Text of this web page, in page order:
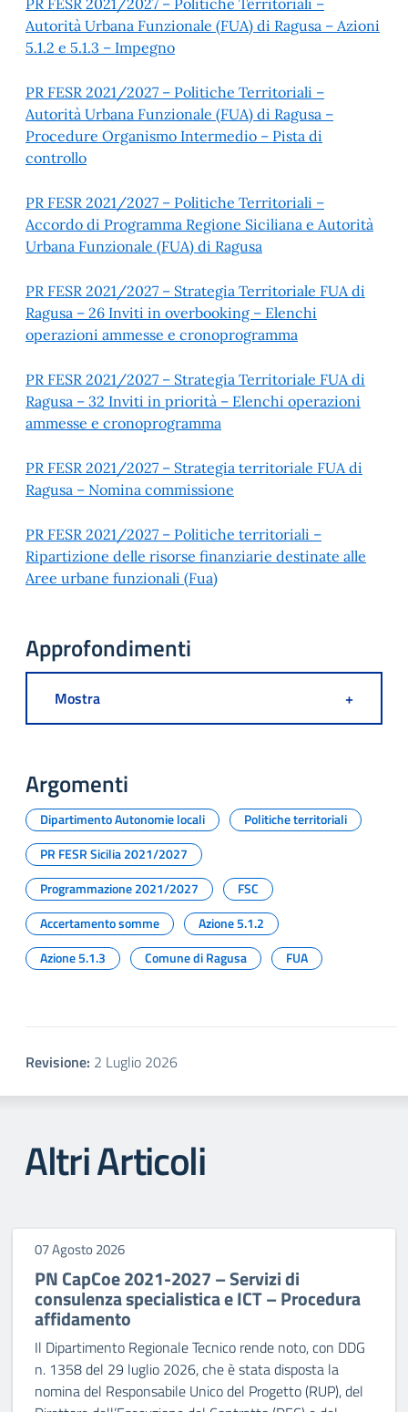
PR FESR 2021/2027 – Politiche Territoriali –
Autorità Urbana Funzionale (FUA) di Ragusa – Azioni
5.1.2 e 5.1.3 – Impegno
PR FESR 2021/2027 – Politiche Territoriali –
Autorità Urbana Funzionale (FUA) di Ragusa –
Procedure Organismo Intermedio – Pista di
controllo
PR FESR 2021/2027 – Politiche Territoriali –
Accordo di Programma Regione Siciliana e Autorità
Urbana Funzionale (FUA) di Ragusa
PR FESR 2021/2027 – Strategia Territoriale FUA di
Ragusa – 26 Inviti in overbooking – Elenchi
operazioni ammesse e cronoprogramma
PR FESR 2021/2027 – Strategia Territoriale FUA di
Ragusa – 32 Inviti in priorità – Elenchi operazioni
ammesse e cronoprogramma
PR FESR 2021/2027 – Strategia territoriale FUA di
Ragusa – Nomina commissione
PR FESR 2021/2027 – Politiche territoriali –
Ripartizione delle risorse finanziarie destinate alle
Aree urbane funzionali (Fua)
Approfondimenti
Mostra +
Argomenti
Dipartimento Autonomie locali
Politiche territoriali
PR FESR Sicilia 2021/2027
Programmazione 2021/2027
FSC
Accertamento somme
Azione 5.1.2
Azione 5.1.3
Comune di Ragusa FUA
Revisione: 2 Luglio 2026
Altri Articoli
07 Agosto 2026
PN CapCoe 2021-2027 – Servizi di
consulenza specialistica e ICT – Procedura
affidamento
Il Dipartimento Regionale Tecnico rende noto, con DDG
n. 1358 del 29 luglio 2026, che è stata disposta la
nomina del Responsabile Unico del Progetto (RUP), del